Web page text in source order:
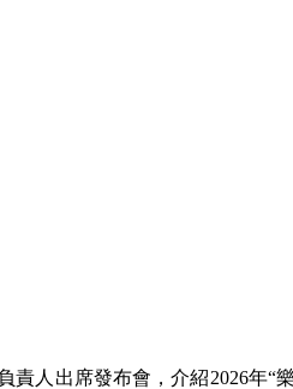
人出席發布會，介紹2026年“